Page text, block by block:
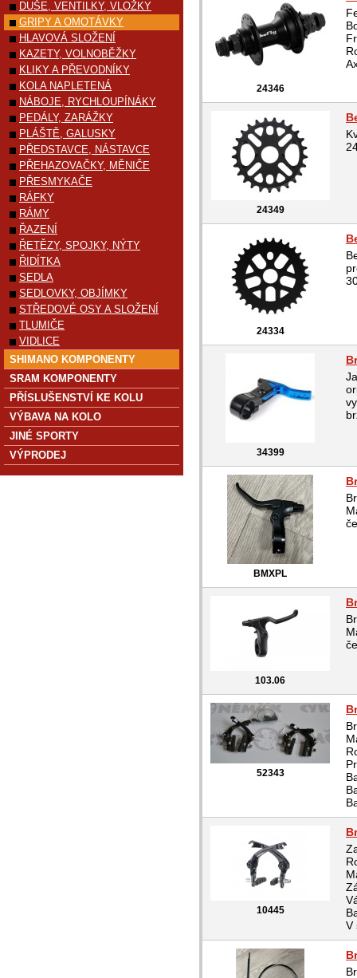
24346
24349
24334
34399
BMXPL
103.06
52343
10445
V
DUŠE, VENTILKY, VLOŽKY
GRIPY A OMOTÁVKY
HLAVOVÁ SLOŽENÍ
KAZETY, VOLNOBĚŽKY
KLIKY A PŘEVODNÍKY
KOLA NAPLETENÁ
NÁBOJE, RYCHLOUPÍNÁKY
PEDÁLY, ZARÁŽKY
PLÁŠTĚ, GALUSKY
PŘEDSTAVCE, NÁSTAVCE
PŘEHAZOVAČKY, MĚNIČE
PŘESMYKAČE
RÁFKY
RÁMY
ŘAZENÍ
ŘETĚZY, SPOJKY, NÝTY
ŘIDÍTKA
SEDLA
SEDLOVKY, OBJÍMKY
STŘEDOVÉ OSY A SLOŽENÍ
TLUMIČE
VIDLICE
SHIMANO KOMPONENTY
SRAM KOMPONENTY
PŘÍSLUŠENSTVÍ KE KOLU
VÝBAVA NA KOLO
JINÉ SPORTY
VÝPRODEJ